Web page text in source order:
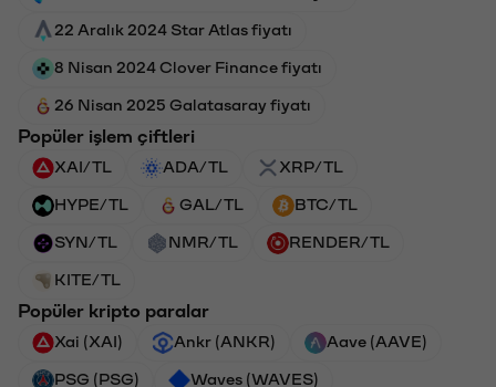
22 Aralık 2024 Star Atlas fiyatı
8 Nisan 2024 Clover Finance fiyatı
26 Nisan 2025 Galatasaray fiyatı
Popüler işlem çiftleri
XAI/TL ADA/TL XRP/TL
HYPE/TL GAL/TL BTC/TL
SYN/TL NMR/TL RENDER/TL
KITE/TL
Popüler kripto paralar
Xai (XAI) Ankr (ANKR) Aave (AAVE)
PSG (PSG) Waves (WAVES)